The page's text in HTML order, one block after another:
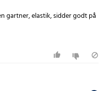
gartner, elastik, sidder godt på